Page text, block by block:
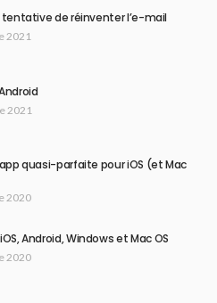
tentative de réinventer l’e-mail
2021
2021
quasi-parfaite pour iOS (et Mac
2020
Android, Windows et Mac OS
2020